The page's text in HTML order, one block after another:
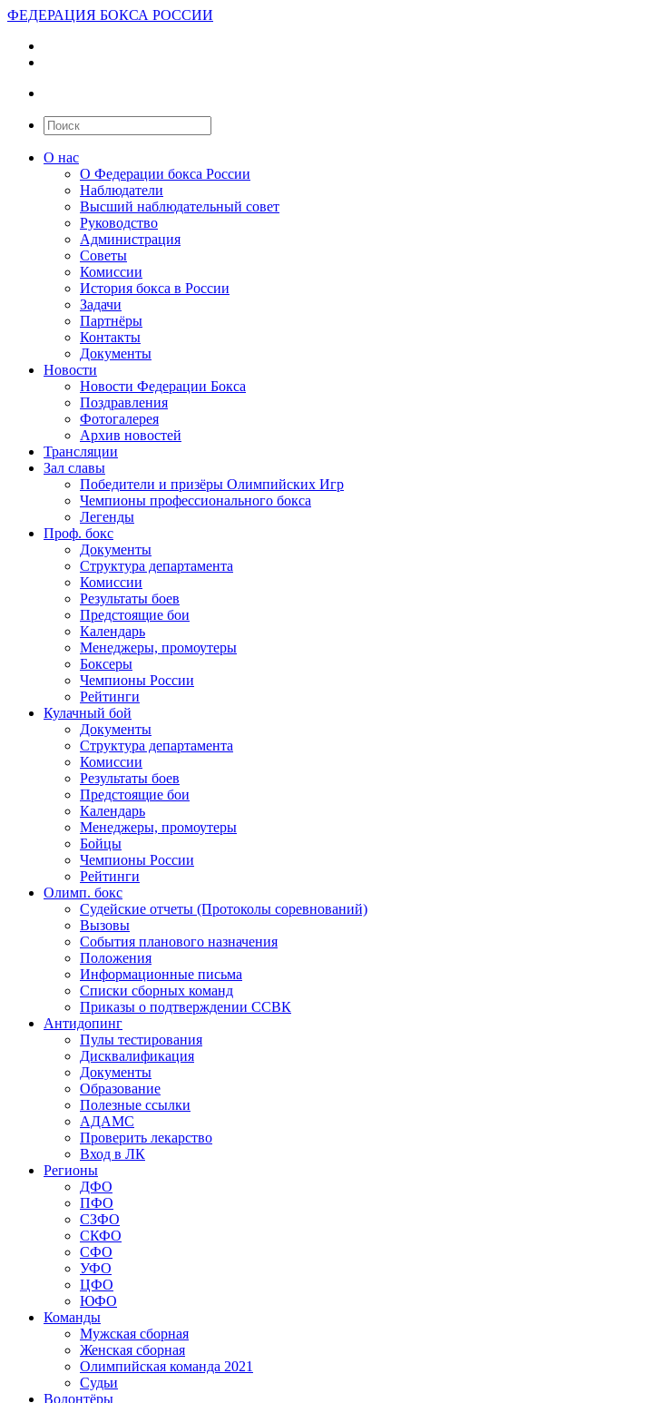
ФЕДЕРАЦИЯ БОКСА РОССИИ
О нас
О Федерации бокса России
Наблюдатели
Высший наблюдательный совет
Руководство
Администрация
Советы
Комиссии
История бокса в России
Задачи
Партнёры
Контакты
Документы
Новости
Новости Федерации Бокса
Поздравления
Фотогалерея
Архив новостей
Трансляции
Зал славы
Победители и призёры Олимпийских Игр
Чемпионы профессионального бокса
Легенды
Проф. бокс
Документы
Структура департамента
Комиссии
Результаты боев
Предстоящие бои
Календарь
Менеджеры, промоутеры
Боксеры
Чемпионы России
Рейтинги
Кулачный бой
Документы
Структура департамента
Комиссии
Результаты боев
Предстоящие бои
Календарь
Менеджеры, промоутеры
Бойцы
Чемпионы России
Рейтинги
Олимп. бокс
Судейские отчеты (Протоколы соревнований)
Вызовы
События планового назначения
Положения
Информационные письма
Списки сборных команд
Приказы о подтверждении ССВК
Антидопинг
Пулы тестирования
Дисквалификация
Документы
Образование
Полезные ссылки
АДАМС
Проверить лекарство
Вход в ЛК
Регионы
ДФО
ПФО
СЗФО
СКФО
СФО
УФО
ЦФО
ЮФО
Команды
Мужская сборная
Женская сборная
Олимпийская команда 2021
Судьи
Волонтёры